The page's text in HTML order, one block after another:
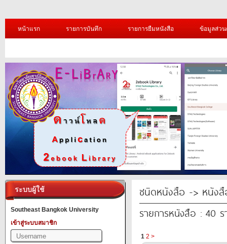
หน้าแรก รายการบันทึก รายการยืมหนังสือ ข้อมูลส่ว
ระบบผู้ใช้
Southeast Bangkok University
เข้าสู่ระบบสมาชิก
ชนิดหนังสือ -> หนังสื
รายการหนังสือ : 40 ร
1 2 >